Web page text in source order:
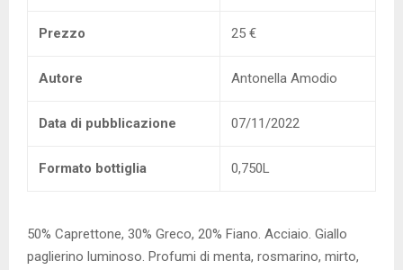
Prezzo 25 €
Autore Antonella Amodio
Data di pubblicazione 07/11/2022
Formato bottiglia 0,750L
50% Caprettone, 30% Greco, 20% Fiano. Acciaio. Giallo
paglierino luminoso. Profumi di menta, rosmarino, mirto,